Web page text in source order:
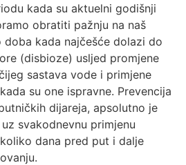
kada su aktuelni godišnji
obratiti pažnju na naš
kada najčešće dolazi do
(disbioze) usljed promjene
sastava vode i primjene
su one ispravne. Prevencija
dijareja, apsolutno je
svakodnevnu primjenu
dana pred put i dalje